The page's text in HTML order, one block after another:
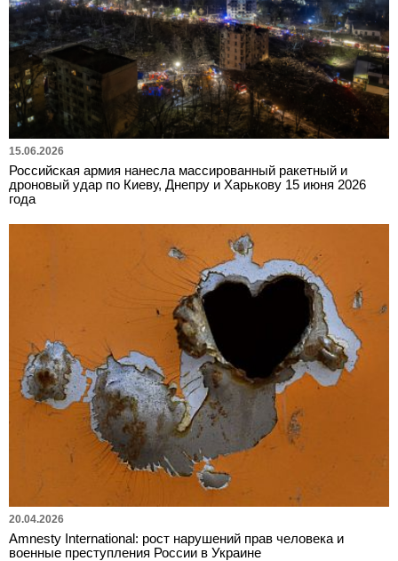
15.06.2026
Российская армия нанесла массированный ракетный и
дроновый удар по Киеву, Днепру и Харькову 15 июня 2026
года
20.04.2026
Amnesty International: рост нарушений прав человека и
военные преступления России в Украине